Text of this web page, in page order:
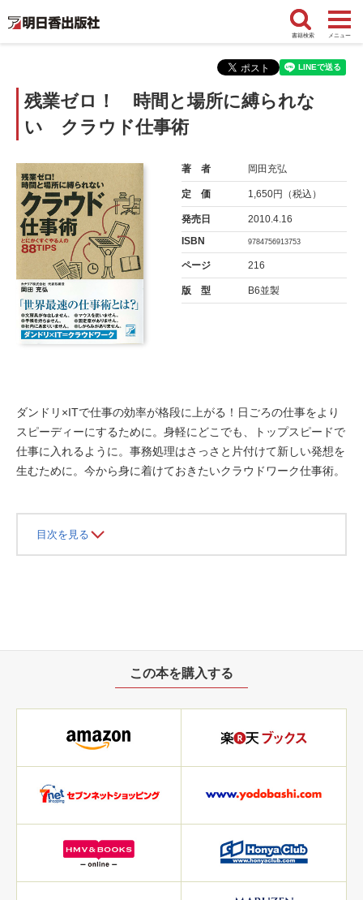
書籍検索 メニュー
残業ゼロ！ 時間と場所に縛られな
い クラウド仕事術
著 者 岡田充弘
定 価 1,650円（税込）
発売日
2010.4.16
ISBN
9784756913753
ページ 216
版 型 B6並製
ダンドリ×ITで仕事の効率が格段に上がる！ 日ごろの仕事をより
スピーディーにするために。身軽にどこでも、トップスピードで
仕事に入れるように。事務処理はさっさと片付けて新しい発想を
生むために。今から身に着けておきたいクラウドワーク仕事術。
目次を見る
この本を購入する